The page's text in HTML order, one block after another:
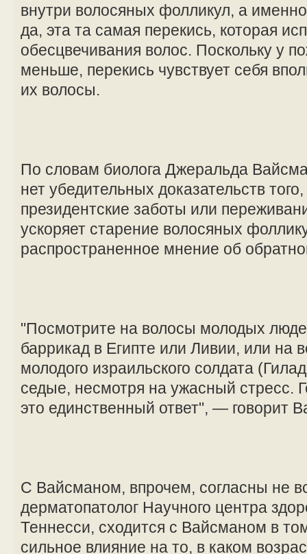
внутри волосяных фолликул, а
да, эта та самая перекись, которая
обесцвечивания волос. Поскольку у
меньше, перекись чувствует себя
их волосы.
По словам биолога Джеральда
нет убедительных доказательств
президентские заботы или
ускоряет старение волосяных
распространенное мнение об
"Посмотрите на волосы молодых
баррикад в Египте или Ливии, или на
молодого израильского солдата
седые, несмотря на ужасный стресс.
это единственный ответ", — говорит
С Вайсманом, впрочем, согласны не
дерматопатолог Научного центра
Теннесси, сходится с Вайсманом в
сильное влияние на то, в каком